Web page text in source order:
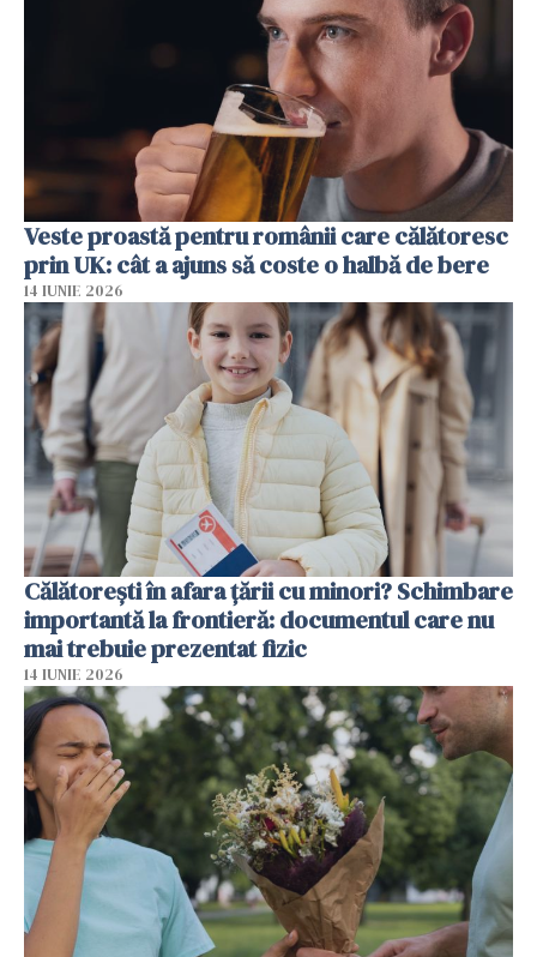
Veste proastă pentru românii care călătoresc
prin UK: cât a ajuns să coste o halbă de bere
14 IUNIE 2026
Călătorești în afara țării cu minori? Schimbare
importantă la frontieră: documentul care nu
mai trebuie prezentat fizic
14 IUNIE 2026